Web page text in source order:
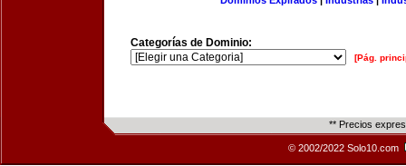
Categorías de Dominio:
[Pág.
** Precios
© 2002/2022 Solo10.com